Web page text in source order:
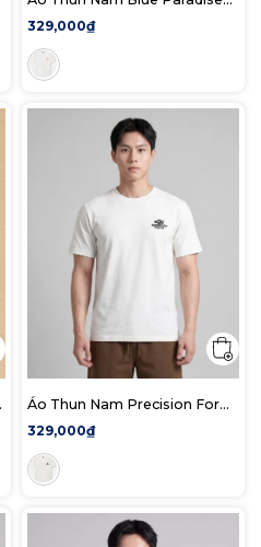
Form Regular
329,000₫
Áo Thun Nam Precision Form
Regular
329,000₫